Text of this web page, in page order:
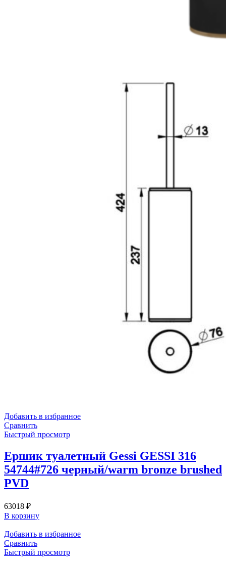
Добавить в избранное
Сравнить
Быстрый просмотр
Ершик туалетный Gessi GESSI 316
54744#726 черный/warm bronze brushed
PVD
63018 ₽
В корзину
Добавить в избранное
Сравнить
Быстрый просмотр